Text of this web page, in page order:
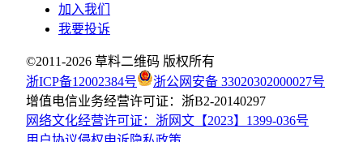
加入我们
我要投诉
©2011-2026 草料二维码 版权所有
浙ICP备12002384号
浙公网安备 33020302000027号
增值电信业务经营许可证：浙B2-20140297
网络文化经营许可证：浙网文【2023】1399-036号